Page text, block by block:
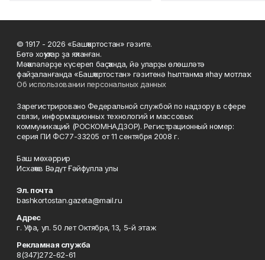
© 1917 - 2026 «Башҡортостан» гәзите.
Бөтә хоҡуҡтар ҙа яҡланған.
Мәҡәләләрҙе күсереп баҫҡанда, йә уларҙы өлөшләтә
файҙаланғанда «Башҡортостан» гәзитенә һылтанма яһау мотлаҡ.
Об использовании персональных данных
Зарегистрировано Федеральной службой по надзору в сфере
связи, информационных технологий и массовых
коммуникаций (РОСКОМНАДЗОР). Регистрационный номер:
серия ПИ ФС77-33205 от 11 сентября 2008 г.
Баш мөхәррир
Исхаҡов Вәдүт Ғәйфулла улы
Эл. почта
bashkortostan.gazeta@mail.ru
Адрес
г. Уфа, ул. 50 лет Октября, 13, 5-й этаж
Рекламная служба
8(347)272-62-61